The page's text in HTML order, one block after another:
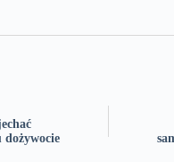
dożywocie